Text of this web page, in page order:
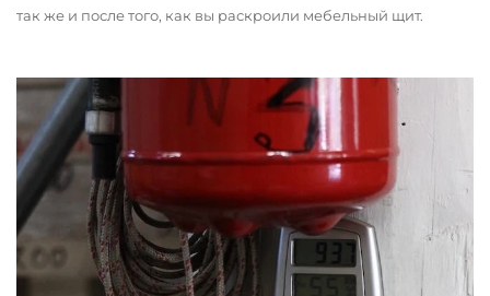
так же и после того, как вы раскроили мебельный щит.